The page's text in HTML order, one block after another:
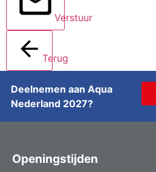
Verstuur
Terug
Deelnemen aan Aqua
Nederland 2027?
Openingstijden